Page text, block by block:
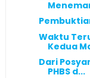
Waktu
Kedua
Dari
PHBS d...